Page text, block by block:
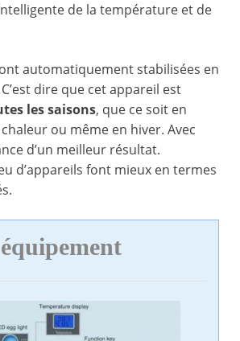
de la température et de
automatiquement stabilisées en
dire que cet appareil est
les saisons, que ce soit en
ou même en hiver. Avec
d’un meilleur résultat.
d’appareils font mieux en termes